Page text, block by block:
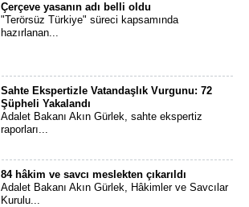
Çerçeve yasanın adı belli oldu
"Terörsüz Türkiye" süreci kapsamında
hazırlanan...
Sahte Ekspertizle Vatandaşlık Vurgunu: 72
Şüpheli Yakalandı
Adalet Bakanı Akın Gürlek, sahte ekspertiz
raporları...
84 hâkim ve savcı meslekten çıkarıldı
Adalet Bakanı Akın Gürlek, Hâkimler ve Savcılar
Kurulu...